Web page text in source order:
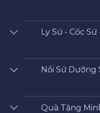
Ly Sứ - Cốc
Nồi Sứ Dưỡng
Quà Tặng